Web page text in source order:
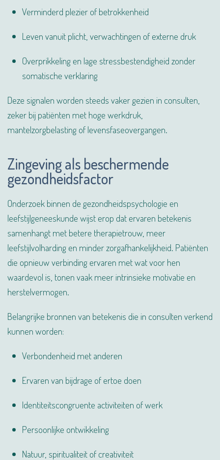
Verminderd plezier of betrokkenheid
Leven vanuit plicht, verwachtingen of externe druk
Overprikkeling en lage stressbestendigheid zonder
somatische verklaring
Deze signalen worden steeds vaker gezien in consulten,
zeker bij patiënten met hoge werkdruk,
mantelzorgbelasting of levensfaseovergangen.
Zingeving als beschermende
gezondheidsfactor
Onderzoek binnen de gezondheidspsychologie en
leefstijlgeneeskunde wijst erop dat ervaren betekenis
samenhangt met betere therapietrouw, meer
leefstijlvolharding en minder zorgafhankelijkheid. Patiënten
die opnieuw verbinding ervaren met wat voor hen
waardevol is, tonen vaak meer intrinsieke motivatie en
herstelvermogen.
Belangrijke bronnen van betekenis die in consulten verkend
kunnen worden:
Verbondenheid met anderen
Ervaren van bijdrage of ertoe doen
Identiteitscongruente activiteiten of werk
Persoonlijke ontwikkeling
Natuur, spiritualiteit of creativiteit